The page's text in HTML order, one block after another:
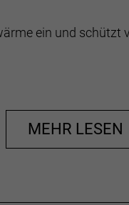
ein und schützt
sicheren Sitz der
MEHR LESEN